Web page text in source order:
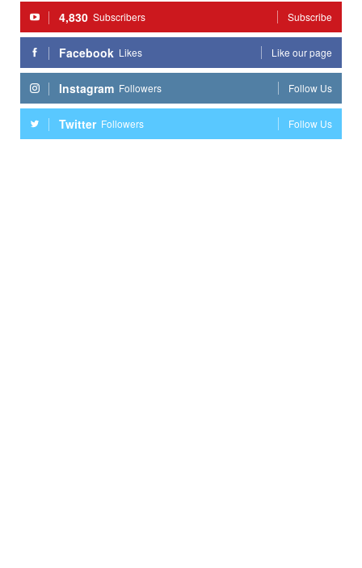
4,830 Subscribers Subscribe
Facebook Likes Like our page
Instagram Followers Follow Us
Twitter Followers Follow Us